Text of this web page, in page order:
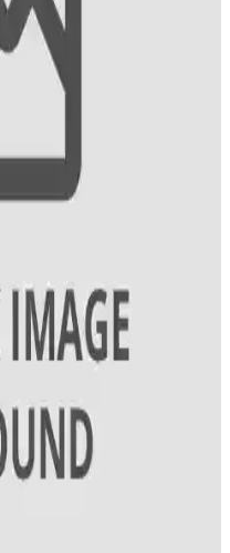
Macunu: Beyazlatıcı
Diş Bakımı
İtalya menşei olup,
çıkar. Şık tasarımı ve
kullanımı için ideal, güvenli
ve Güçlendirme
sağlayan diş macunları,
ve doğru ürün seçimiyle
Ürünler ve
fırça ve ağız gargarasıdır.
dişler ve diş eti için